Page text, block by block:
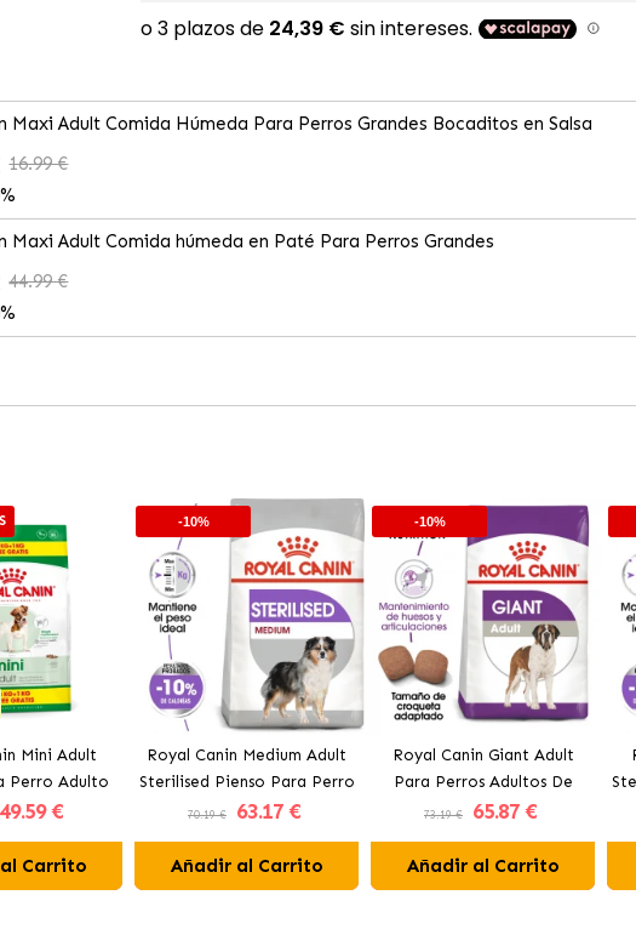
Maxi Adult Comida Húmeda Para Perros Grandes Bocaditos en Salsa
16.99 €
Maxi Adult Comida húmeda en Paté Para Perros Grandes
44.99 €
Mini Adult
Perro Adulto
Pequeñas
49.59 €
Carrito
-10%
Royal Canin Medium Adult
Sterilised Pienso Para Perro
Mediano Esterilizado
70.19 € 63.17 €
Añadir al Carrito
-10%
Royal Canin Giant Adult
Para Perros Adultos De
Tamaño Gigante
73.19 € 65.87 €
Añadir al Carrito